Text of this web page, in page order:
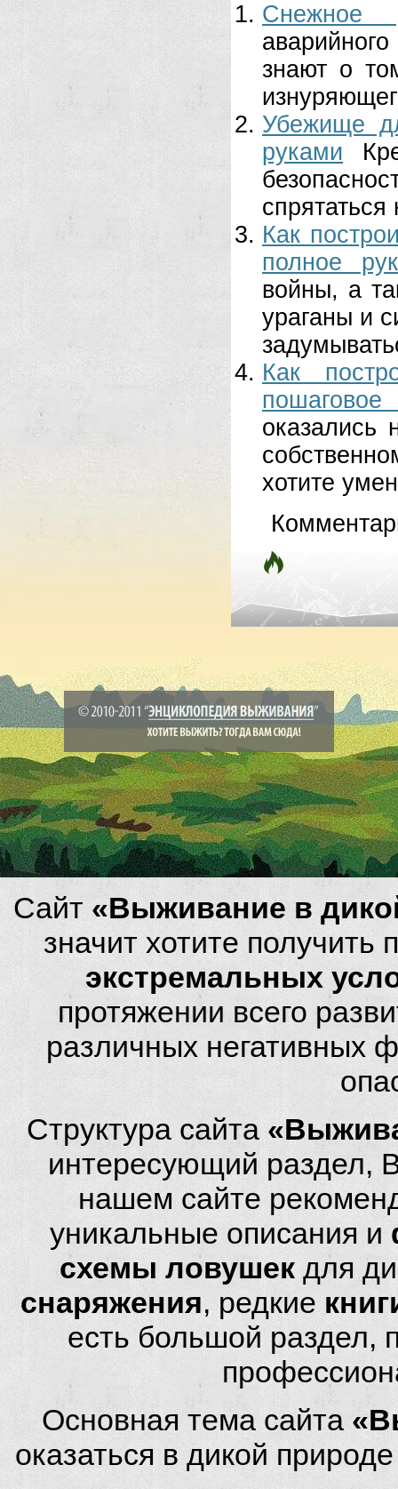
Снежное
знают о
Убежище
руками
Как
полное
войны, а
ураганы и
Как
оказались
хотите
Сайт «Выживание в
значит хотите
экстремальных
протяжении всего
различных негативных
Структура сайта
интересующий раздел,
нашем сайте
уникальные описания и
схемы ловушек для
снаряжения, редкие
есть большой
Основная тема сайта
оказаться в дикой